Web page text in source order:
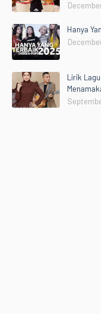
Hanya
Lirik